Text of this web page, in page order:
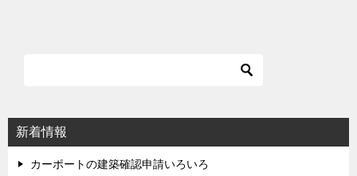
シ
ョ
ン
新着情報
カーポートの建築確認申請いろいろ